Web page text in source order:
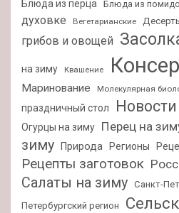
Блюда из перца Блюда из
духовке
Вегетарианские
грибов и овощей
на зиму Квашение
Маринование Молекулярная
праздничный стол
Огурцы на зиму Перец на
зиму
Природа Регионы
Рецепты заготовок
Салаты на зиму Санкт-
Петербургский регион